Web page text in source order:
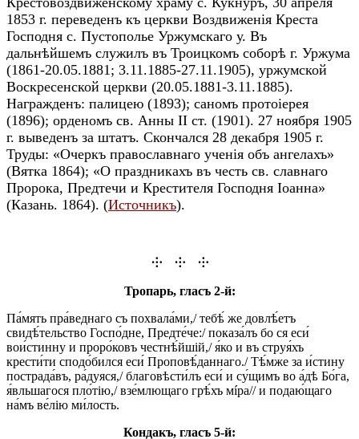
1853 г. переведенъ къ церкви Воздвиженія Креста
Господня с. Пустополье Уржумскаго у. Въ
дальнѣйшемъ служилъ въ Троицкомъ соборѣ г. Уржума
(1861-20.05.1881; 3.11.1885-27.11.1905), уржумской
Воскресенской церкви (20.05.1881-3.11.1885).
Награжденъ: палицею (1893); саномъ протоіерея
(1896); орденомъ св. Анны II ст. (1901). 27 ноября 1905
г. выведенъ за штатъ. Скончался 28 декабря 1905 г.
Труды: «Очеркъ православнаго ученія объ ангелахъ»
(Вятка 1864); «О праздникахъ въ честь св. славнаго
Пророка, Предтечи и Крестителя Господня Іоанна»
(Казань. 1864). (Источникъ).
⸭ ⸭ ⸭
Тропарь, гласъ 2-й:
Па́мять пра́веднаго съ похвала́ми,/ тебѣ́ же довлѣ́етъ
свидѣ́тельство Госпо́дне, Предте́че:/ показа́лъ бо ся еси́
вои́стинну и проро́ковъ честнѣ́йшій,/ я́ко и въ струя́хъ
крести́ти сподо́бился еси́ Проповѣ́даннаго./ Тѣ́мже за и́стину
пострада́въ, ра́дуяся,/ благовѣсти́лъ еси́ и су́щимъ во а́дѣ Бо́га,
я́вльшагося пло́тію,/ взе́млющаго грѣ́хъ мíра// и подаю́щаго
на́мъ ве́лію ми́лость.
Кондакъ, гласъ 5-й: